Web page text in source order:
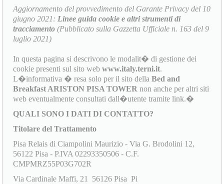
Aggiornamento del provvedimento del Garante Privacy del 10
giugno 2021: Linee guida cookie e altri strumenti di
tracciamento (Pubblicato sulla Gazzetta Ufficiale n. 163 del 9
luglio 2021)
In questa pagina si descrivono le modalit� di gestione dei
cookie presenti sul sito webwww.italy.terni.it.
L�informativa � resa solo per il sito dellaBed and
Breakfast ARISTON PISA TOWER non anche per altri siti
web eventualmente consultati dall�utente tramite link.�
QUALI SONO I DATI DI CONTATTO?
Titolare del Trattamento
Pisa Relais di Ciampolini Maurizio - Via G. Brodolini 12,
56122 Pisa - P.IVA 02293350506 - C.F.
CMPMRZ55P03G702R
Via Cardinale Maffi, 21 56126 Pisa Pi